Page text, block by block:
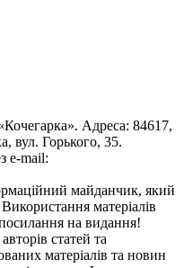
Адреса: 84617,
вул. Горького, 35.
e-mail:
майданчик, який
матеріалів
на видання!
статей та
матеріалів та новин